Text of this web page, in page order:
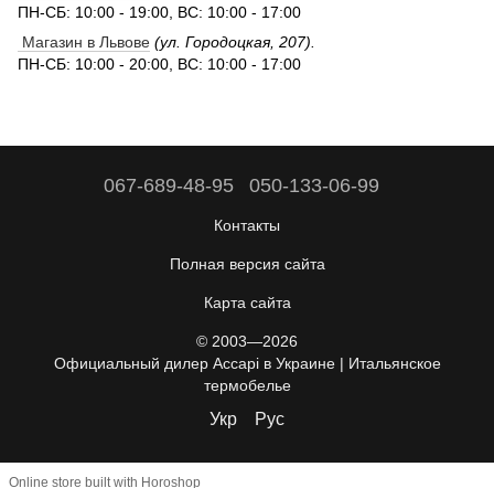
ПН-СБ: 10:00 - 19:00, ВС: 10:00 - 17:00
Магазин в Львове (ул. Городоцкая, 207).
ПН-СБ: 10:00 - 20:00, ВС: 10:00 - 17:00
067-689-48-95 050-133-06-99
Контакты
Полная версия сайта
Карта сайта
© 2003—2026
Официальный дилер Accapi в Украине | Итальянское
термобелье
Укр Рус
Online store built with Horoshop